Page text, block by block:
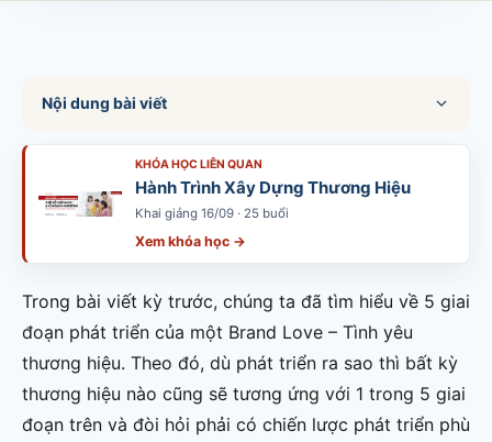
Nội dung bài viết
KHÓA HỌC LIÊN QUAN
Hành Trình Xây Dựng Thương Hiệu
Khai giảng 16/09 · 25 buổi
Xem khóa học →
Trong bài viết kỳ trước, chúng ta đã tìm hiểu về 5 giai
đoạn phát triển của một Brand Love – Tình yêu
thương hiệu. Theo đó, dù phát triển ra sao thì bất kỳ
thương hiệu nào cũng sẽ tương ứng với 1 trong 5 giai
đoạn trên và đòi hỏi phải có chiến lược phát triển phù